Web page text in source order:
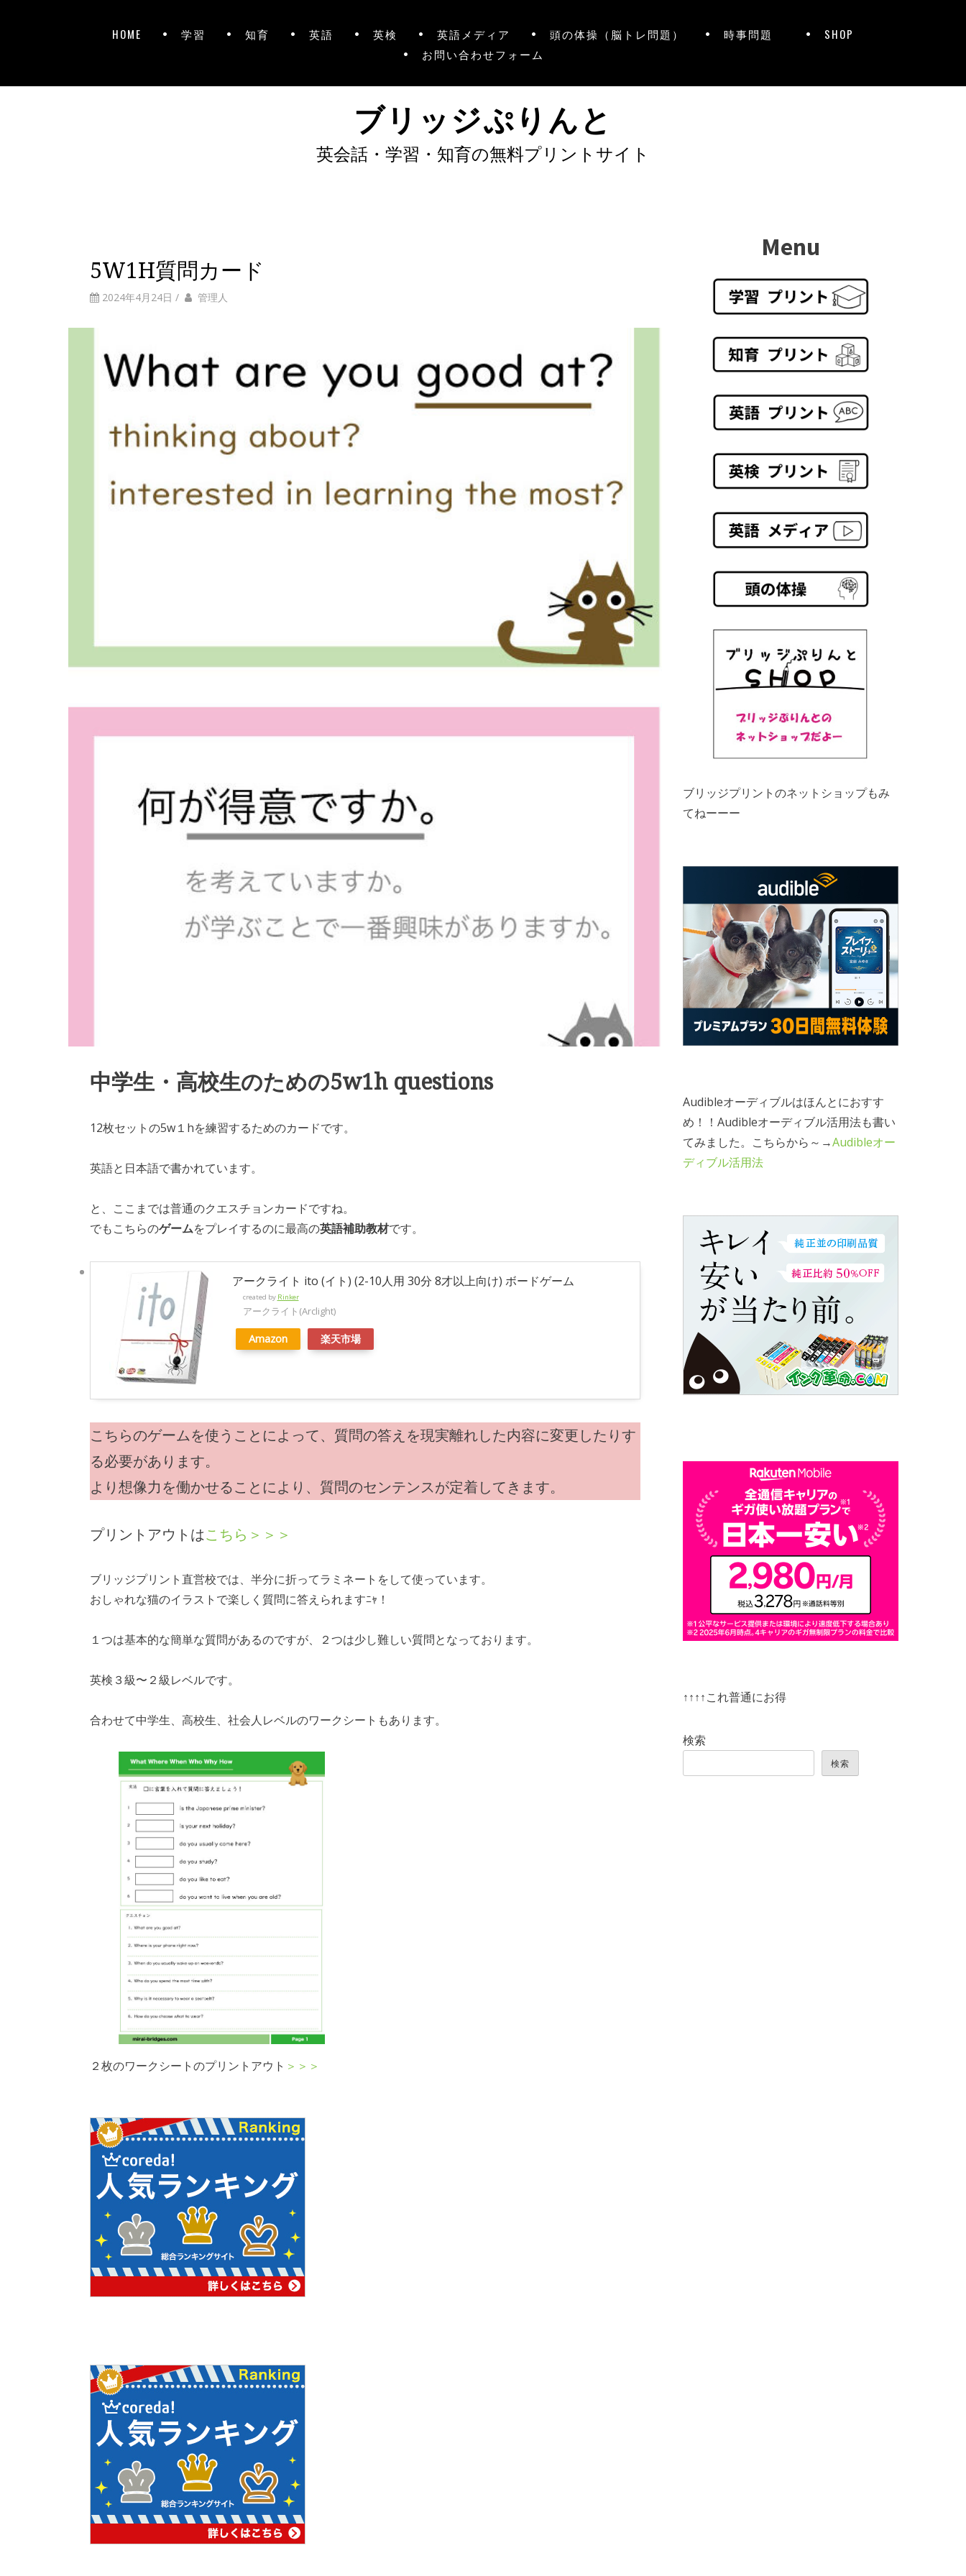
HOME 学習 知育 英語 英検 英語メディア 頭の体操（脳トレ問題） 時事問題
SHOP
お問い合わせフォーム
ブリッジぷりんと
英会話・学習・知育の無料プリントサイト
5W1H質問カード
2024年4月24日 / 管理人
中学生・高校生のための5w1h questions
12枚セットの5w１hを練習するためのカードです。
英語と日本語で書かれています。
と、ここまでは普通のクエスチョンカードですね。
でもこちらのゲームをプレイするのに最高の英語補助教材です。
アークライト ito (イト) (2-10人用 30分 8才以上向け) ボードゲーム
created by Rinker
アークライト(Arclight)
Amazon 楽天市場
こちらのゲームを使うことによって、質問の答えを現実離れした内容に変更したりす
る必要があります。
より想像力を働かせることにより、質問のセンテンスが定着してきます。
プリントアウトはこちら＞＞＞
ブリッジプリント直営校では、半分に折ってラミネートをして使っています。
おしゃれな猫のイラストで楽しく質問に答えられますﾆｬ！
１つは基本的な簡単な質問があるのですが、２つは少し難しい質問となっております。
英検３級〜２級レベルです。
合わせて中学生、高校生、社会人レベルのワークシートもあります。
２枚のワークシートのプリントアウト ＞＞＞
Menu
ブリッジプリントのネットショップもみ
てねーーー
Audibleオーディブルはほんとにおすす
め！！Audibleオーディブル活用法も書い
てみました。こちらから～→Audibleオー
ディブル活用法
↑↑↑↑これ普通にお得
検索
検索